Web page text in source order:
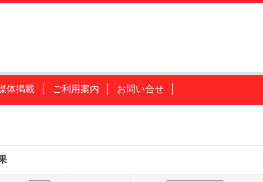
体掲載 ご利用案内 お問い合せ